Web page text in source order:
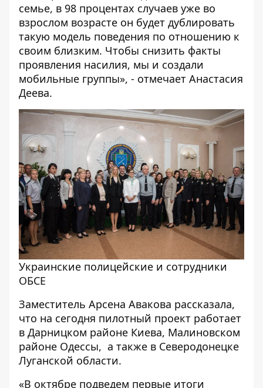
семье, в 98 процентах случаев уже во
взрослом возрасте он будет дублировать
такую модель поведения по отношению к
своим близким. Чтобы снизить факты
проявления насилия, мы и создали
мобильные группы», - отмечает Анастасия
Деева.
Украинские полицейские и сотрудники
ОБСЕ
Заместитель Арсена Авакова рассказала,
что на сегодня пилотный проект работает
в Дарницком районе Киева, Малиновском
районе Одессы, а также в Северодонецке
Луганской области.
«В октябре подведем первые итоги